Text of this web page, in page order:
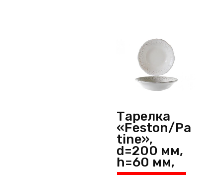
Тарелка
«Feston/Pa
tine»,
d=200 мм,
h=60 мм,